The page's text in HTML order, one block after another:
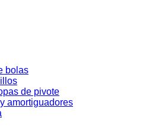
bolas
de pivote
amortiguadores